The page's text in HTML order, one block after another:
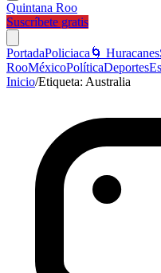
Quintana Roo
Suscríbete gratis
PortadaPoliciaca 🌀 Huracanes
RooMéxicoPolíticaDeportes
Inicio/Etiqueta: Australia